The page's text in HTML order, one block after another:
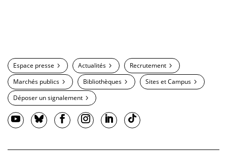
Espace presse Actualités
Recrutement
Marchés publics
Bibliothèques
Sites et Campus
Déposer un signalement